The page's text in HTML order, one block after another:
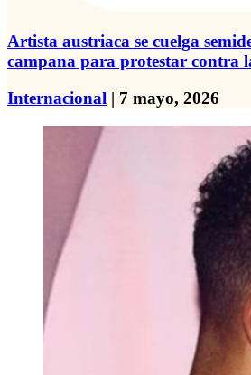
Artista austriaca se cuelga
campana para protestar contra
Internacional | 7 mayo, 2026